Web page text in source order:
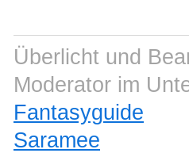
Überlicht und
Moderator im
Fantasyguide
Saramee